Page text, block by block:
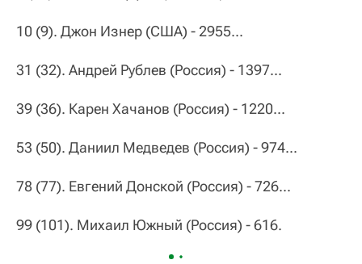
10 (9). Джон Изнер (США) - 2955...
31 (32). Андрей Рублев (Россия) - 1397...
39 (36). Карен Хачанов (Россия) - 1220...
53 (50). Даниил Медведев (Россия) - 974...
78 (77). Евгений Донской (Россия) - 726...
99 (101). Михаил Южный (Россия) - 616.